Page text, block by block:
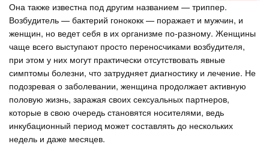
Она также известна под другим названием — триппер.
Возбудитель — бактерий гонококк — поражает и мужчин, и
женщин, но ведет себя в их организме по-разному. Женщины
чаще всего выступают просто переносчиками возбудителя,
при этом у них могут практически отсутствовать явные
симптомы болезни, что затрудняет диагностику и лечение. Не
подозревая о заболевании, женщина продолжает активную
половую жизнь, заражая своих сексуальных партнеров,
которые в свою очередь становятся носителями, ведь
инкубационный период может составлять до нескольких
недель и даже месяцев.